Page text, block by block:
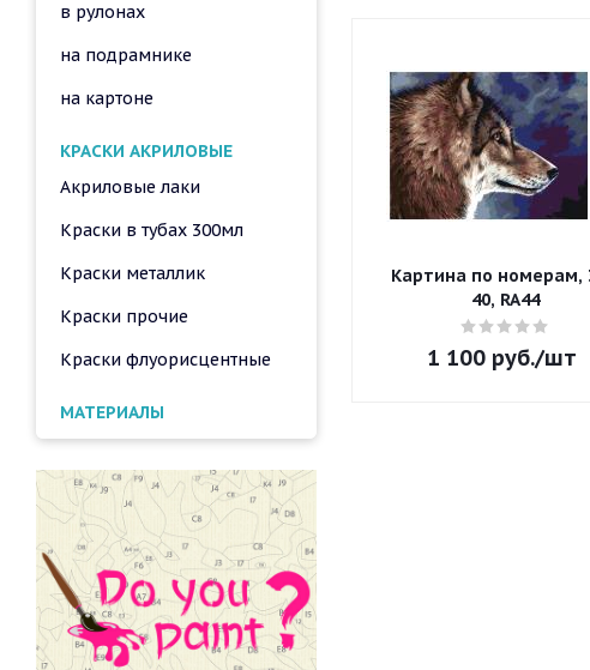
Картина по номерам,
40, RA44
1 100руб./шт
в рулонах
на подрамнике
на картоне
КРАСКИ АКРИЛОВЫЕ
Акриловые лаки
Краски в тубах 300мл
Краски металлик
Краски прочие
Краски флуорисцентные
МАТЕРИАЛЫ